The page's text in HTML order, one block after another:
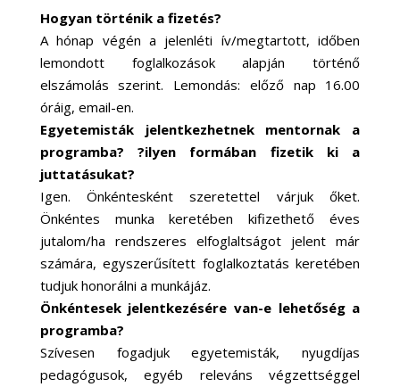
Hogyan történik a fizetés?
A hónap végén a jelenléti ív/megtartott, időben
lemondott foglalkozások alapján történő
elszámolás szerint. Lemondás: előző nap 16.00
óráig, email-en.
Egyetemisták jelentkezhetnek mentornak a
programba? ?ilyen formában fizetik ki a
juttatásukat?
Igen. Önkéntesként szeretettel várjuk őket.
Önkéntes munka keretében kifizethető éves
jutalom/ha rendszeres elfoglaltságot jelent már
számára, egyszerűsített foglalkoztatás keretében
tudjuk honorálni a munkájáz.
Önkéntesek jelentkezésére van-e lehetőség a
programba?
Szívesen fogadjuk egyetemisták, nyugdíjas
pedagógusok, egyéb releváns végzettséggel